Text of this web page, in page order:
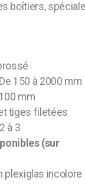
boîtiers,
150 à 2000 mm
mm
tiges filetées
à 3
(sur
plexiglas incolore